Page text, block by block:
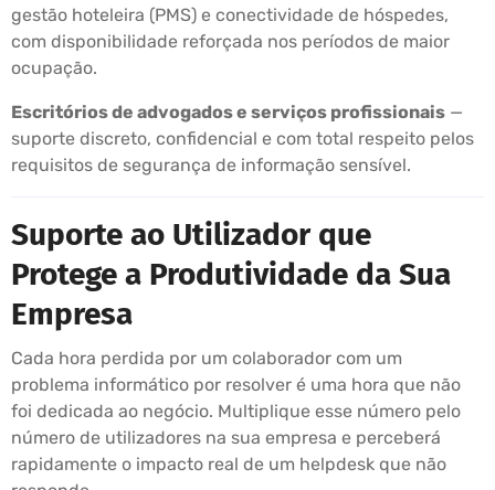
gestão hoteleira (PMS) e conectividade de hóspedes,
com disponibilidade reforçada nos períodos de maior
ocupação.
Escritórios de advogados e serviços profissionais —
suporte discreto, confidencial e com total respeito pelos
requisitos de segurança de informação sensível.
Suporte ao Utilizador que
Protege a Produtividade da Sua
Empresa
Cada hora perdida por um colaborador com um
problema informático por resolver é uma hora que não
foi dedicada ao negócio. Multiplique esse número pelo
número de utilizadores na sua empresa e perceberá
rapidamente o impacto real de um helpdesk que não